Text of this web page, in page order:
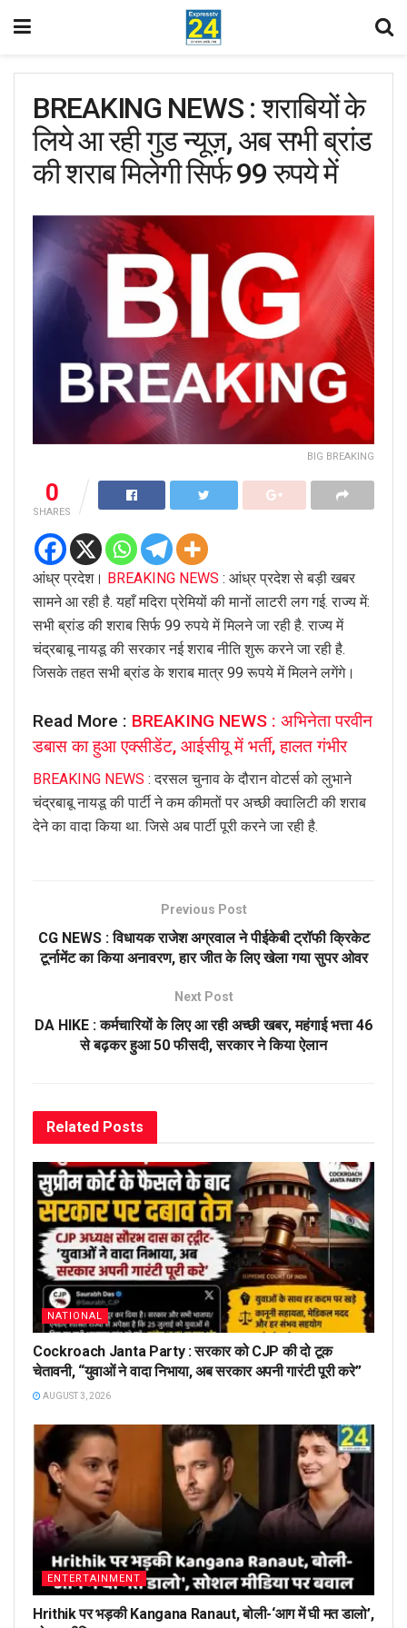
BREAKING NEWS : शराबियों के
लिये आ रही गुड न्यूज़, अब सभी ब्रांड
की शराब मिलेगी सिर्फ 99 रुपये में
BIG BREAKING
0
SHARES
आंध्र प्रदेश। BREAKING NEWS : आंध्र प्रदेश से बड़ी खबर
सामने आ रही है. यहाँ मदिरा प्रेमियों की मानों लाटरी लग गई. राज्य में:
सभी ब्रांड की शराब सिर्फ 99 रुपये में मिलने जा रही है. राज्य में
चंद्रबाबू नायडू की सरकार नई शराब नीति शुरू करने जा रही है.
जिसके तहत सभी ब्रांड के शराब मात्र 99 रूपये में मिलने लगेंगे।
Read More : BREAKING NEWS : अभिनेता परवीन
डबास का हुआ एक्सीडेंट, आईसीयू में भर्ती, हालत गंभीर
BREAKING NEWS : दरसल चुनाव के दौरान वोटर्स को लुभाने
चंद्रबाबू नायडू की पार्टी ने कम कीमतों पर अच्छी क्वालिटी की शराब
देने का वादा किया था. जिसे अब पार्टी पूरी करने जा रही है.
Previous Post
CG NEWS : विधायक राजेश अग्रवाल ने पीईकेबी ट्रॉफी क्रिकेट
टूर्नामेंट का किया अनावरण, हार जीत के लिए खेला गया सुपर ओवर
Next Post
DA HIKE : कर्मचारियों के लिए आ रही अच्छी खबर, महंगाई भत्ता 46
से बढ़कर हुआ 50 फीसदी, सरकार ने किया ऐलान
Related Posts
NATIONAL
Cockroach Janta Party : सरकार को CJP की दो टूक
चेतावनी, “युवाओं ने वादा निभाया, अब सरकार अपनी गारंटी पूरी करे”
AUGUST 3, 2026
ENTERTAINMENT
Hrithik पर भड़की Kangana Ranaut, बोली-‘आग में घी मत डालो’,